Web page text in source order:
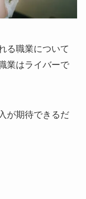
る職業について
業はライバーで
が期待できるだ